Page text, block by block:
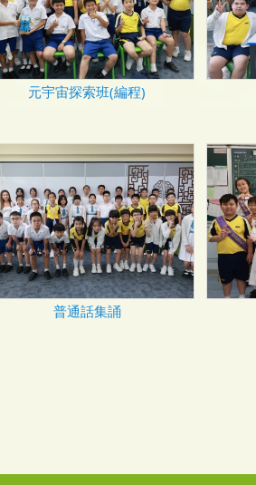
元宇宙探索班(編程)
普通話集誦